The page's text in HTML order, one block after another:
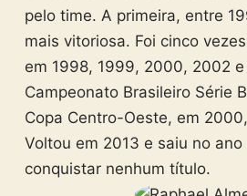
pelo time. A primeira, entre
mais vitoriosa. Foi cinco
em 1998, 1999, 2000, 2002
Campeonato Brasileiro Série
Copa Centro-Oeste, em
Voltou em 2013 e saiu no
conquistar nenhum título.